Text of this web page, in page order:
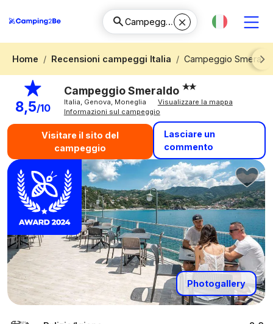
Home Recensioni campeggi Italia
Campeggio
Next
8,5/10
Campeggio Smeraldo
Italia, Genova, Moneglia
Visualizzare la mappa
Informazioni sul campeggio
Visitare il sito del
campeggio
Lasciare un
commento
Photogallery